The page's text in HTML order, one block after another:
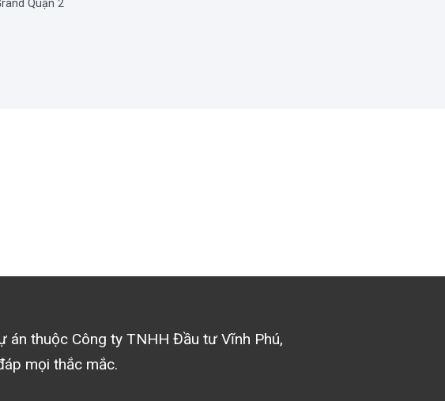
Quận 2
án thuộc Công ty TNHH Đầu tư Vĩnh Phú,
mọi thắc mắc.